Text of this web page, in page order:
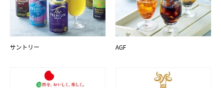
サントリー AGF